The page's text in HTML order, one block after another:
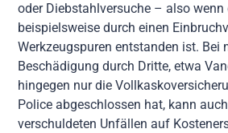
oder Diebstahlversuche – also
beispielsweise durch einen
Werkzeugspuren entstanden ist. Bei
Beschädigung durch Dritte, etwa
hingegen nur die
Police abgeschlossen hat, kann
verschuldeten Unfällen auf